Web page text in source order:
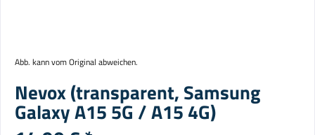
Abb. kann vom Original abweichen.
Nevox (transparent, Samsung
Galaxy A15 5G / A15 4G)